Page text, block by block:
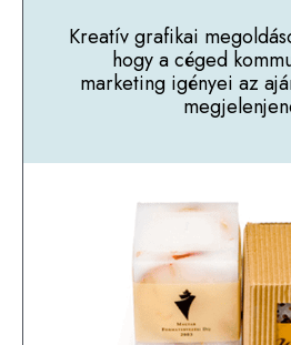
Kreatív grafikai
hogy a céged
marketing igényei az